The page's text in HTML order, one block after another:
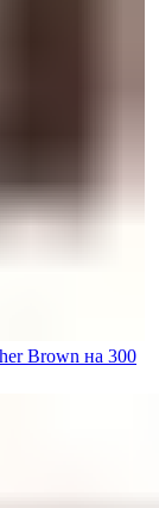
Brown на 300